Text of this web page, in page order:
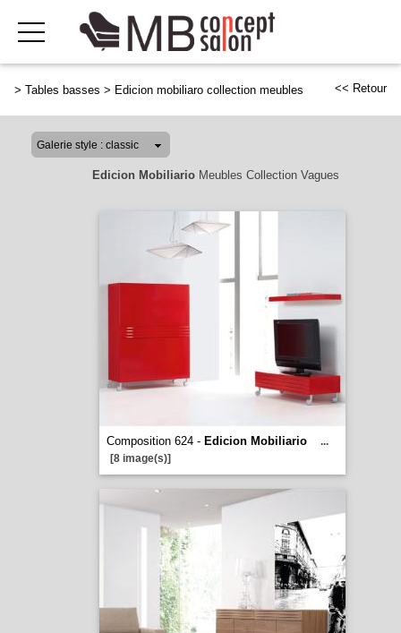
> Tables basses > Edicion mobiliaro collection meubles << Retour
Edicion MobiliarioMeubles Collection Vagues
Composition 624 - Edicion Mobiliario
...
[8 image(s)]